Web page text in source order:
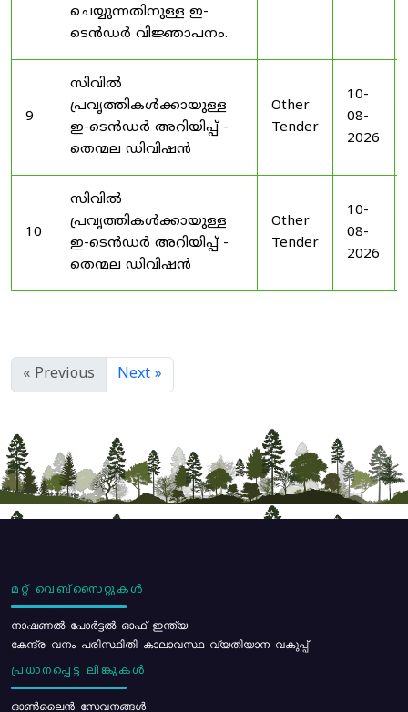
ചെയ്യുന്നതിനുള്ള ഇ-
ടെൻഡർ വിജ്ഞാപനം.
9
സിവിൽ
പ്രവൃത്തികൾക്കായുള്ള
ഇ-ടെൻഡർ അറിയിപ്പ് -
തെന്മല ഡിവിഷൻ
Other
Tender
10-
08-
2026
10
സിവിൽ
പ്രവൃത്തികൾക്കായുള്ള
ഇ-ടെൻഡർ അറിയിപ്പ് -
തെന്മല ഡിവിഷൻ
Other
Tender
10-
08-
2026
« Previous Next »
മറ്റ് വെബ്സൈറ്റുകൾ
നാഷണൽ പോർട്ടൽ ഓഫ് ഇന്ത്യ
കേന്ദ്ര വനം പരിസ്ഥിതി കാലാവസ്ഥ വ്യതിയാന വകുപ്പ്
പ്രധാനപ്പെട്ട ലിങ്കുകൾ
ഓൺലൈൻ സേവനങ്ങൾ